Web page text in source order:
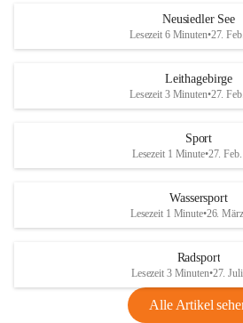
S
und den daraus folgenden wirtschaftlichen
Maßnahmen zur Bekämpfung
Rebe und der Amerikanischen
Anhang VBl. EU Nr. 18
1 Seite•1,4 MB
VBl. EU Nr. 18_2026
Neusiedler See
Lesezeit 6 Minuten•27.
Leithagebirge
Lesezeit 3 Minuten•27.
Sport
Lesezeit 1 Minute•27.
Wassersport
Lesezeit 1 Minute•26.
Radsport
Lesezeit 3 Minuten•27.
Alle Artikel